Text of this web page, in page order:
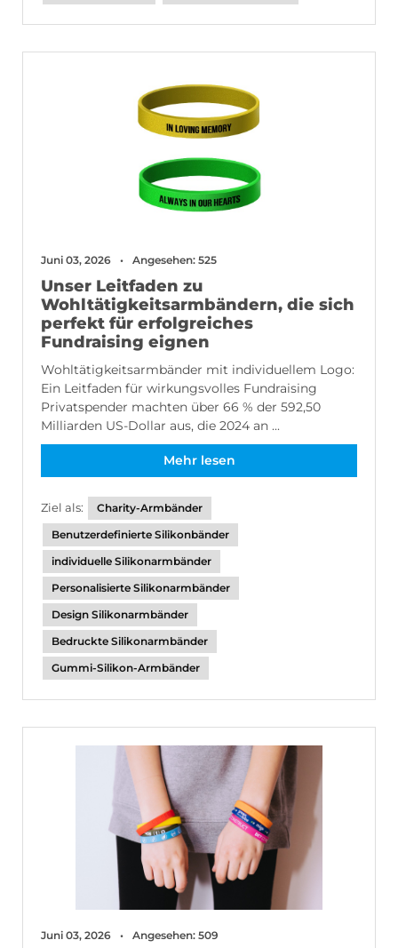
Juni 03, 2026 Angesehen: 525
Unser Leitfaden zu
Wohltätigkeitsarmbändern, die sich
perfekt für erfolgreiches
Fundraising eignen
Wohltätigkeitsarmbänder mit individuellem Logo:
Ein Leitfaden für wirkungsvolles Fundraising
Privatspender machten über 66 % der 592,50
Milliarden US-Dollar aus, die 2024 an ...
Mehr lesen
Ziel als:
Charity-Armbänder
Benutzerdefinierte Silikonbänder
individuelle Silikonarmbänder
Personalisierte Silikonarmbänder
Design Silikonarmbänder
Bedruckte Silikonarmbänder
Gummi-Silikon-Armbänder
Juni 03, 2026 Angesehen: 509